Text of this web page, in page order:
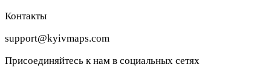
Контакты
support@kyivmaps.com
Присоединяйтесь к нам в социальных сетях